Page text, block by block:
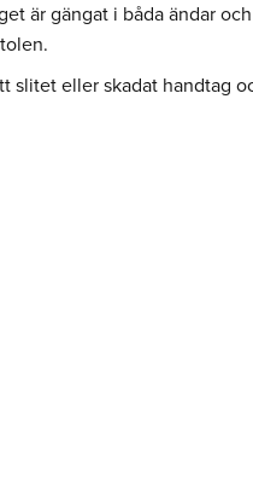
är gängat i båda ändar
slitet eller skadat handtag